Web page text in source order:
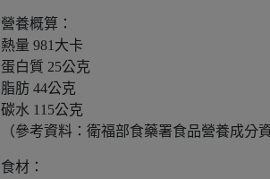
營養概算：
熱量 981大卡
蛋白質 25公克
脂肪 44公克
碳水 115公克
（參考資料：衛福部食藥署食品營養成分
食材：